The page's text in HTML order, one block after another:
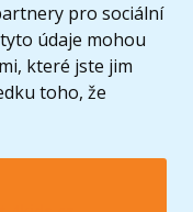
pro sociální
údaje mohou
které jste jim
toho, že